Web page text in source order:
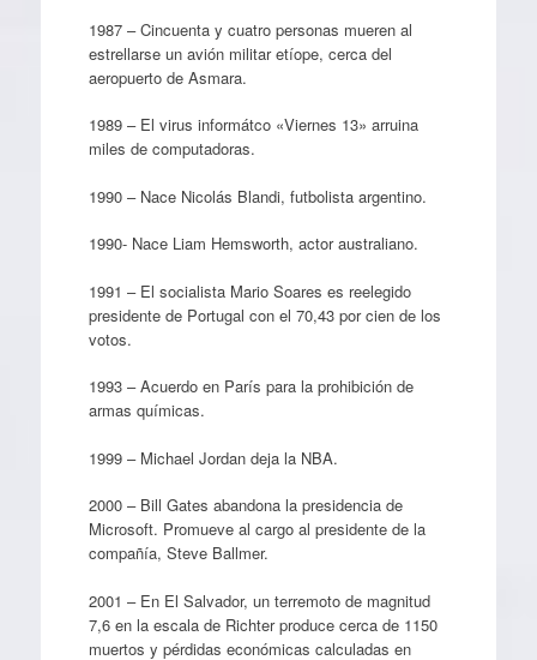
1987 – Cincuenta y cuatro personas mueren al
estrellarse un avión militar etíope, cerca del
aeropuerto de Asmara.
1989 – El virus informátco «Viernes 13» arruina
miles de computadoras.
1990 – Nace Nicolás Blandi, futbolista argentino.
1990- Nace Liam Hemsworth, actor australiano.
1991 – El socialista Mario Soares es reelegido
presidente de Portugal con el 70,43 por cien de los
votos.
1993 – Acuerdo en París para la prohibición de
armas químicas.
1999 – Michael Jordan deja la NBA.
2000 – Bill Gates abandona la presidencia de
Microsoft. Promueve al cargo al presidente de la
compañía, Steve Ballmer.
2001 – En El Salvador, un terremoto de magnitud
7,6 en la escala de Richter produce cerca de 1150
muertos y pérdidas económicas calculadas en